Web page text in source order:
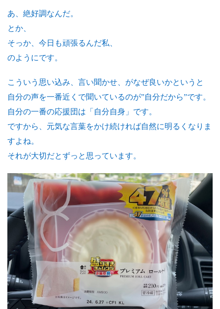
あ、絶好調なんだ。
とか、
そっか、今日も頑張るんだ私、
のようにです。
こういう思い込み、言い聞かせ、がなぜ良いかというと
自分の声を一番近くで聞いているのが”自分だから”です。
自分の一番の応援団は「自分自身」です。
ですから、元気な言葉をかけ続ければ自然に明るくなりま
すよね。
それが大切だとずっと思っています。